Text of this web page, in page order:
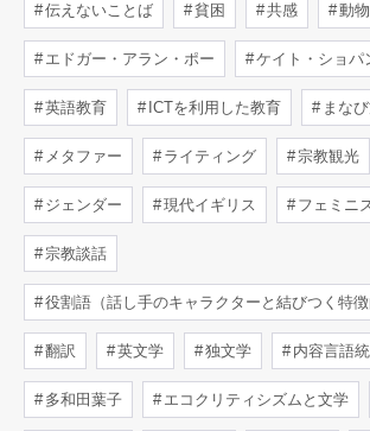
伝えないことば 貧困 共感 動物
エドガー・アラン・ポー ケイト・ショパ
英語教育 ICTを利用した教育 まな
メタファー ライティング 宗教観光
ジェンダー 現代イギリス フェミニ
宗教談話
役割語（話し手のキャラクターと結びつく特徴
翻訳 英文学 独文学 内容言語
多和田葉子 エコクリティシズムと文学